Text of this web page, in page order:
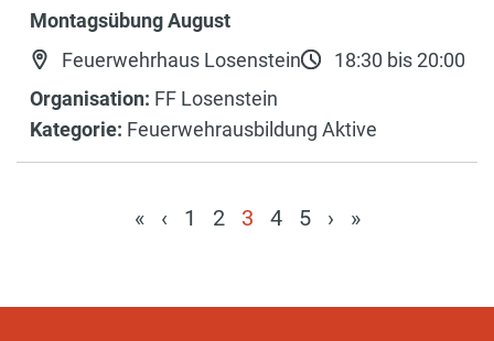
Montagsübung August
Feuerwehrhaus Losenstein
18:30 bis 20:00
Organisation: FF Losenstein
Kategorie: Feuerwehrausbildung Aktive
« ‹ 1 2 3 4 5 › »